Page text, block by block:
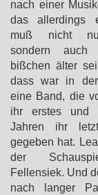
nach einer
das allerdings
muß nicht
sondern
bißchen älter
dass war in der
eine Band, die
ihr erstes und
Jahren ihr
gegeben hat.
der
Fellensiek. Und
nach langer